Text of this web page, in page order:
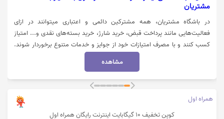
مشتریان
در باشگاه مشتریان، همه مشترکین دائمی و اعتباری میتوانند در ازای
فعالیت‌هایی مانند پرداخت قبض، خرید شارژ، خرید بسته‌های نقدی و... امتیاز
کسب کنند و با مصرف امتیازات خود از جوایز و خدمات متنوع برخوردار شوند.
استفاده از این خدمات از طریق مراجعه به بخش باشگاه مشتریان در اپلیکیشن
مشتریان همره اول روی گزینه "خرید کنید" کلیک نمایید.
مشاهده
همراه اول
کوپن تخفیف 10 گیگابایت اینترنت رایگان همراه اول